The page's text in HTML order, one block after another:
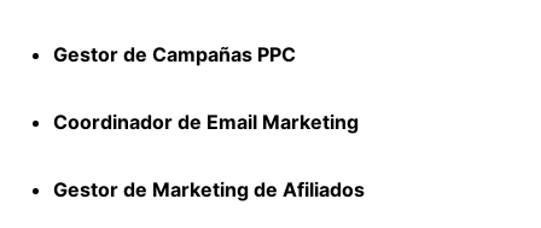
Gestor de Campañas PPC
Coordinador de Email Marketing
Gestor de Marketing de Afiliados